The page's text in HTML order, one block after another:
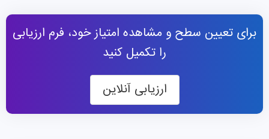
مستقیم وزارت آموزش و پرورش در تربیت استعدادهای مرتبط با
سه بخش صنعتی کلیدی: صنعت مصالح ساختمانی، صنعت
حمل و نقل و صنعت خودروسازی محسوب می‌شود. این
موسسه نه تنها پایگاهی مهم برای پرورش استعدادهای سطح
بالا در این سه بخش صنعتی است، بلکه سهم بزرگی در ارائه
دستاوردهای علمی و فناوری دارد.
برای تعیین سطح و مشاهده امتیاز خود، فرم ارزیابی
را تکمیل کنید
ارزیابی آنلاین